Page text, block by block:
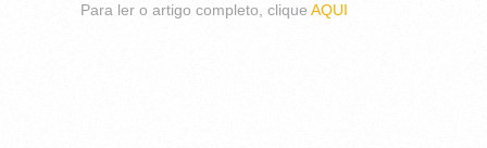
Para ler o artigo completo, clique AQUI